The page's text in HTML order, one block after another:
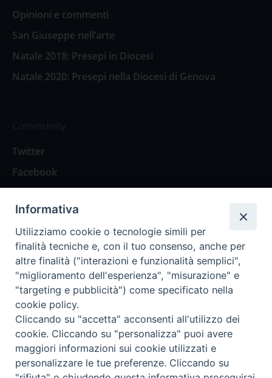
Opinioni e commenti
San Giuseppe nell’arte
Natale 2018: Presepi in Diocesi
Natale 2020: Presepi nella Diocesi di Genova
Twitter
Facebook
Spazio Lettori
Eventi
Eventi diocesani
Privacy Policy Informativa Cookie
Informativa
Utilizziamo cookie o tecnologie simili per
finalità tecniche e, con il tuo consenso, anche per
altre finalità ("interazioni e funzionalità semplici",
"miglioramento dell'esperienza", "misurazione" e
"targeting e pubblicità") come specificato nella
cookie policy.
Cliccando su "accetta" acconsenti all'utilizzo dei
cookie. Cliccando su "personalizza" puoi avere
maggiori informazioni sui cookie utilizzati e
personalizzare le tue preferenze. Cliccando su